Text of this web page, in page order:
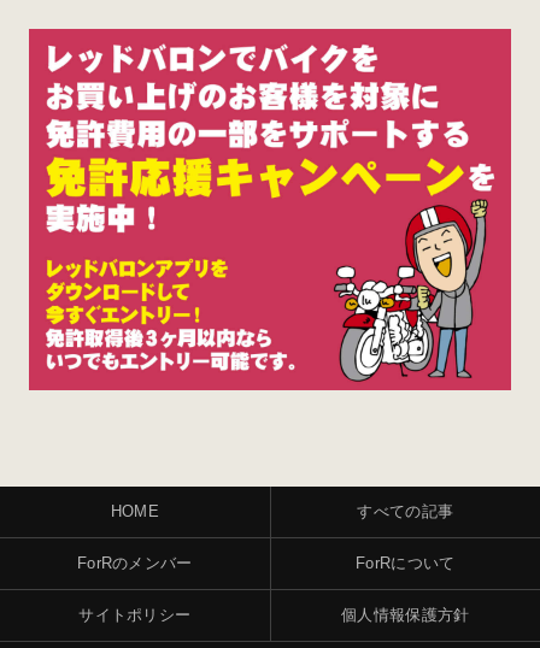
HOME すべての記事
ForRのメンバー ForRについて
サイトポリシー 個人情報保護方針